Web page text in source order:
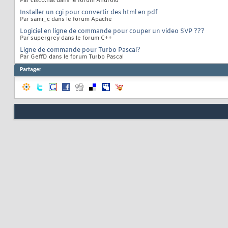
Installer un cgi pour convertir des html en pdf
Par sami_c dans le forum Apache
Logiciel en ligne de commande pour couper un video SVP ???
Par supergrey dans le forum C++
Ligne de commande pour Turbo Pascal?
Par GeffD dans le forum Turbo Pascal
Partager